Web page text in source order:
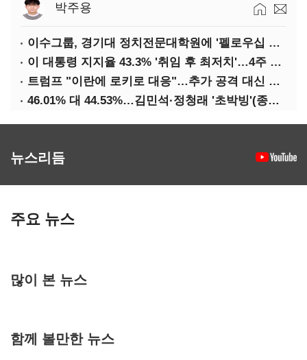
박주용
이수그룹, 경기대 정치전문대학원에 '펠로우십 기금' 3900만원 출연
이 대통령 지지율 43.3% '취임 후 최저치'…4주 연속 '하락'
트럼프 "이란에 로키로 대응"…추가 공격 대신 경제적 압박 시사
46.01% 대 44.53%…김민석·정청래 '초박빙'(종합 2보)
뉴스리듬
주요 뉴스
많이 본 뉴스
함께 볼만한 뉴스